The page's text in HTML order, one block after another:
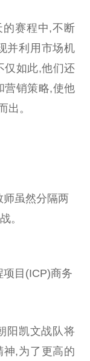
的赛程中,不断
并利用市场机
仅如此,他们还
营销策略,使他
出。
师虽然分隔两
。
目(ICP)商务
阳凯文战队将
神,为了更高的